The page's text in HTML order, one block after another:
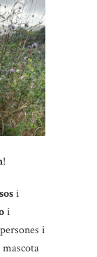
!
i
i
i